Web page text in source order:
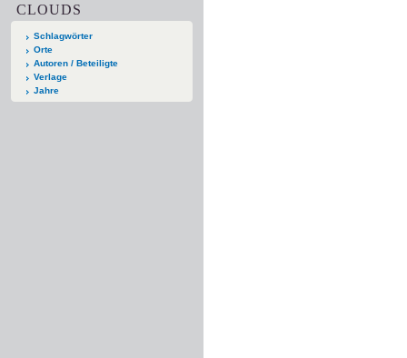
CLOUDS
Schlagwörter
Orte
Autoren / Beteiligte
Verlage
Jahre